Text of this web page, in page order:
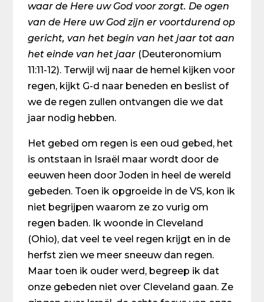
waar de Here uw God voor zorgt. De ogen
van de Here uw God zijn er voortdurend op
gericht, van het begin van het jaar tot aan
het einde van het jaar (Deuteronomium
11:11-12). Terwijl wij naar de hemel kijken voor
regen, kijkt G-d naar beneden en beslist of
we de regen zullen ontvangen die we dat
jaar nodig hebben.
Het gebed om regen is een oud gebed, het
is ontstaan in Israël maar wordt door de
eeuwen heen door Joden in heel de wereld
gebeden. Toen ik opgroeide in de VS, kon ik
niet begrijpen waarom ze zo vurig om
regen baden. Ik woonde in Cleveland
(Ohio), dat veel te veel regen krijgt en in de
herfst zien we meer sneeuw dan regen.
Maar toen ik ouder werd, begreep ik dat
onze gebeden niet over Cleveland gaan. Ze